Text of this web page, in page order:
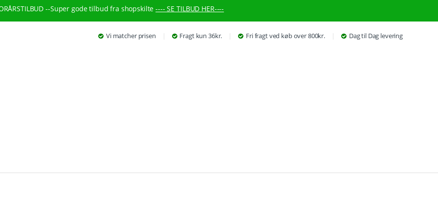
--Super gode tilbud fra shopskilte ---- SE TILBUD HER----
Vi matcher prisen Fragt kun 36kr. Fri fragt ved køb over 800kr. Dag til Dag levering